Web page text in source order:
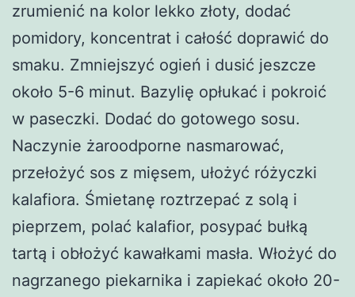
zrumienić na kolor lekko złoty, dodać
pomidory, koncentrat i całość doprawić do
smaku. Zmniejszyć ogień i dusić jeszcze
około 5-6 minut. Bazylię opłukać i pokroić
w paseczki. Dodać do gotowego sosu.
Naczynie żaroodporne nasmarować,
przełożyć sos z mięsem, ułożyć różyczki
kalafiora. Śmietanę roztrzepać z solą i
pieprzem, polać kalafior, posypać bułką
tartą i obłożyć kawałkami masła. Włożyć do
nagrzanego piekarnika i zapiekać około 20-